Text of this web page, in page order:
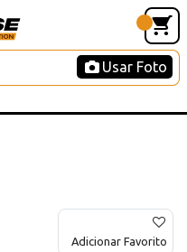
Usar Foto
Adicionar Favorito